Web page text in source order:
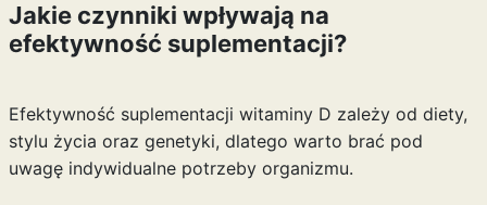
Jakie czynniki wpływają na
efektywność suplementacji?
Efektywność suplementacji witaminy D zależy od diety,
stylu życia oraz genetyki, dlatego warto brać pod
uwagę indywidualne potrzeby organizmu.